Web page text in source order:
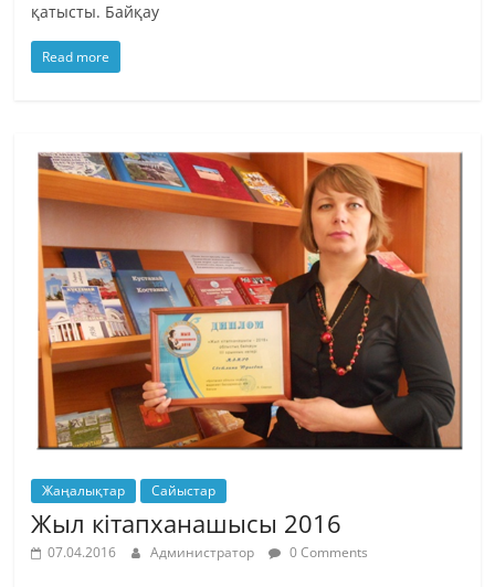
қатысты. Байқау
Read more
Жаңалықтар Сайыстар
Жыл кітапханашысы 2016
07.04.2016 Администратор 0 Comments